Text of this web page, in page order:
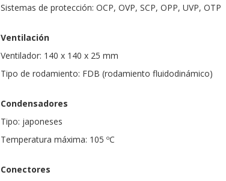
Sistemas de protección: OCP, OVP, SCP, OPP, UVP, OTP
Ventilación
Ventilador: 140 x 140 x 25 mm
Tipo de rodamiento: FDB (rodamiento fluidodinámico)
Condensadores
Tipo: japoneses
Temperatura máxima: 105 ºC
Conectores